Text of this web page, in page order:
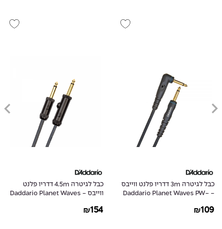
כבל לגיטרה 3m דדריו פלנט ווייבס
- Daddario Planet Waves PW-
₪109
כבל לגיטרה 4.5m דדריו פלנט
ווייבס - Daddario Planet Waves
₪154